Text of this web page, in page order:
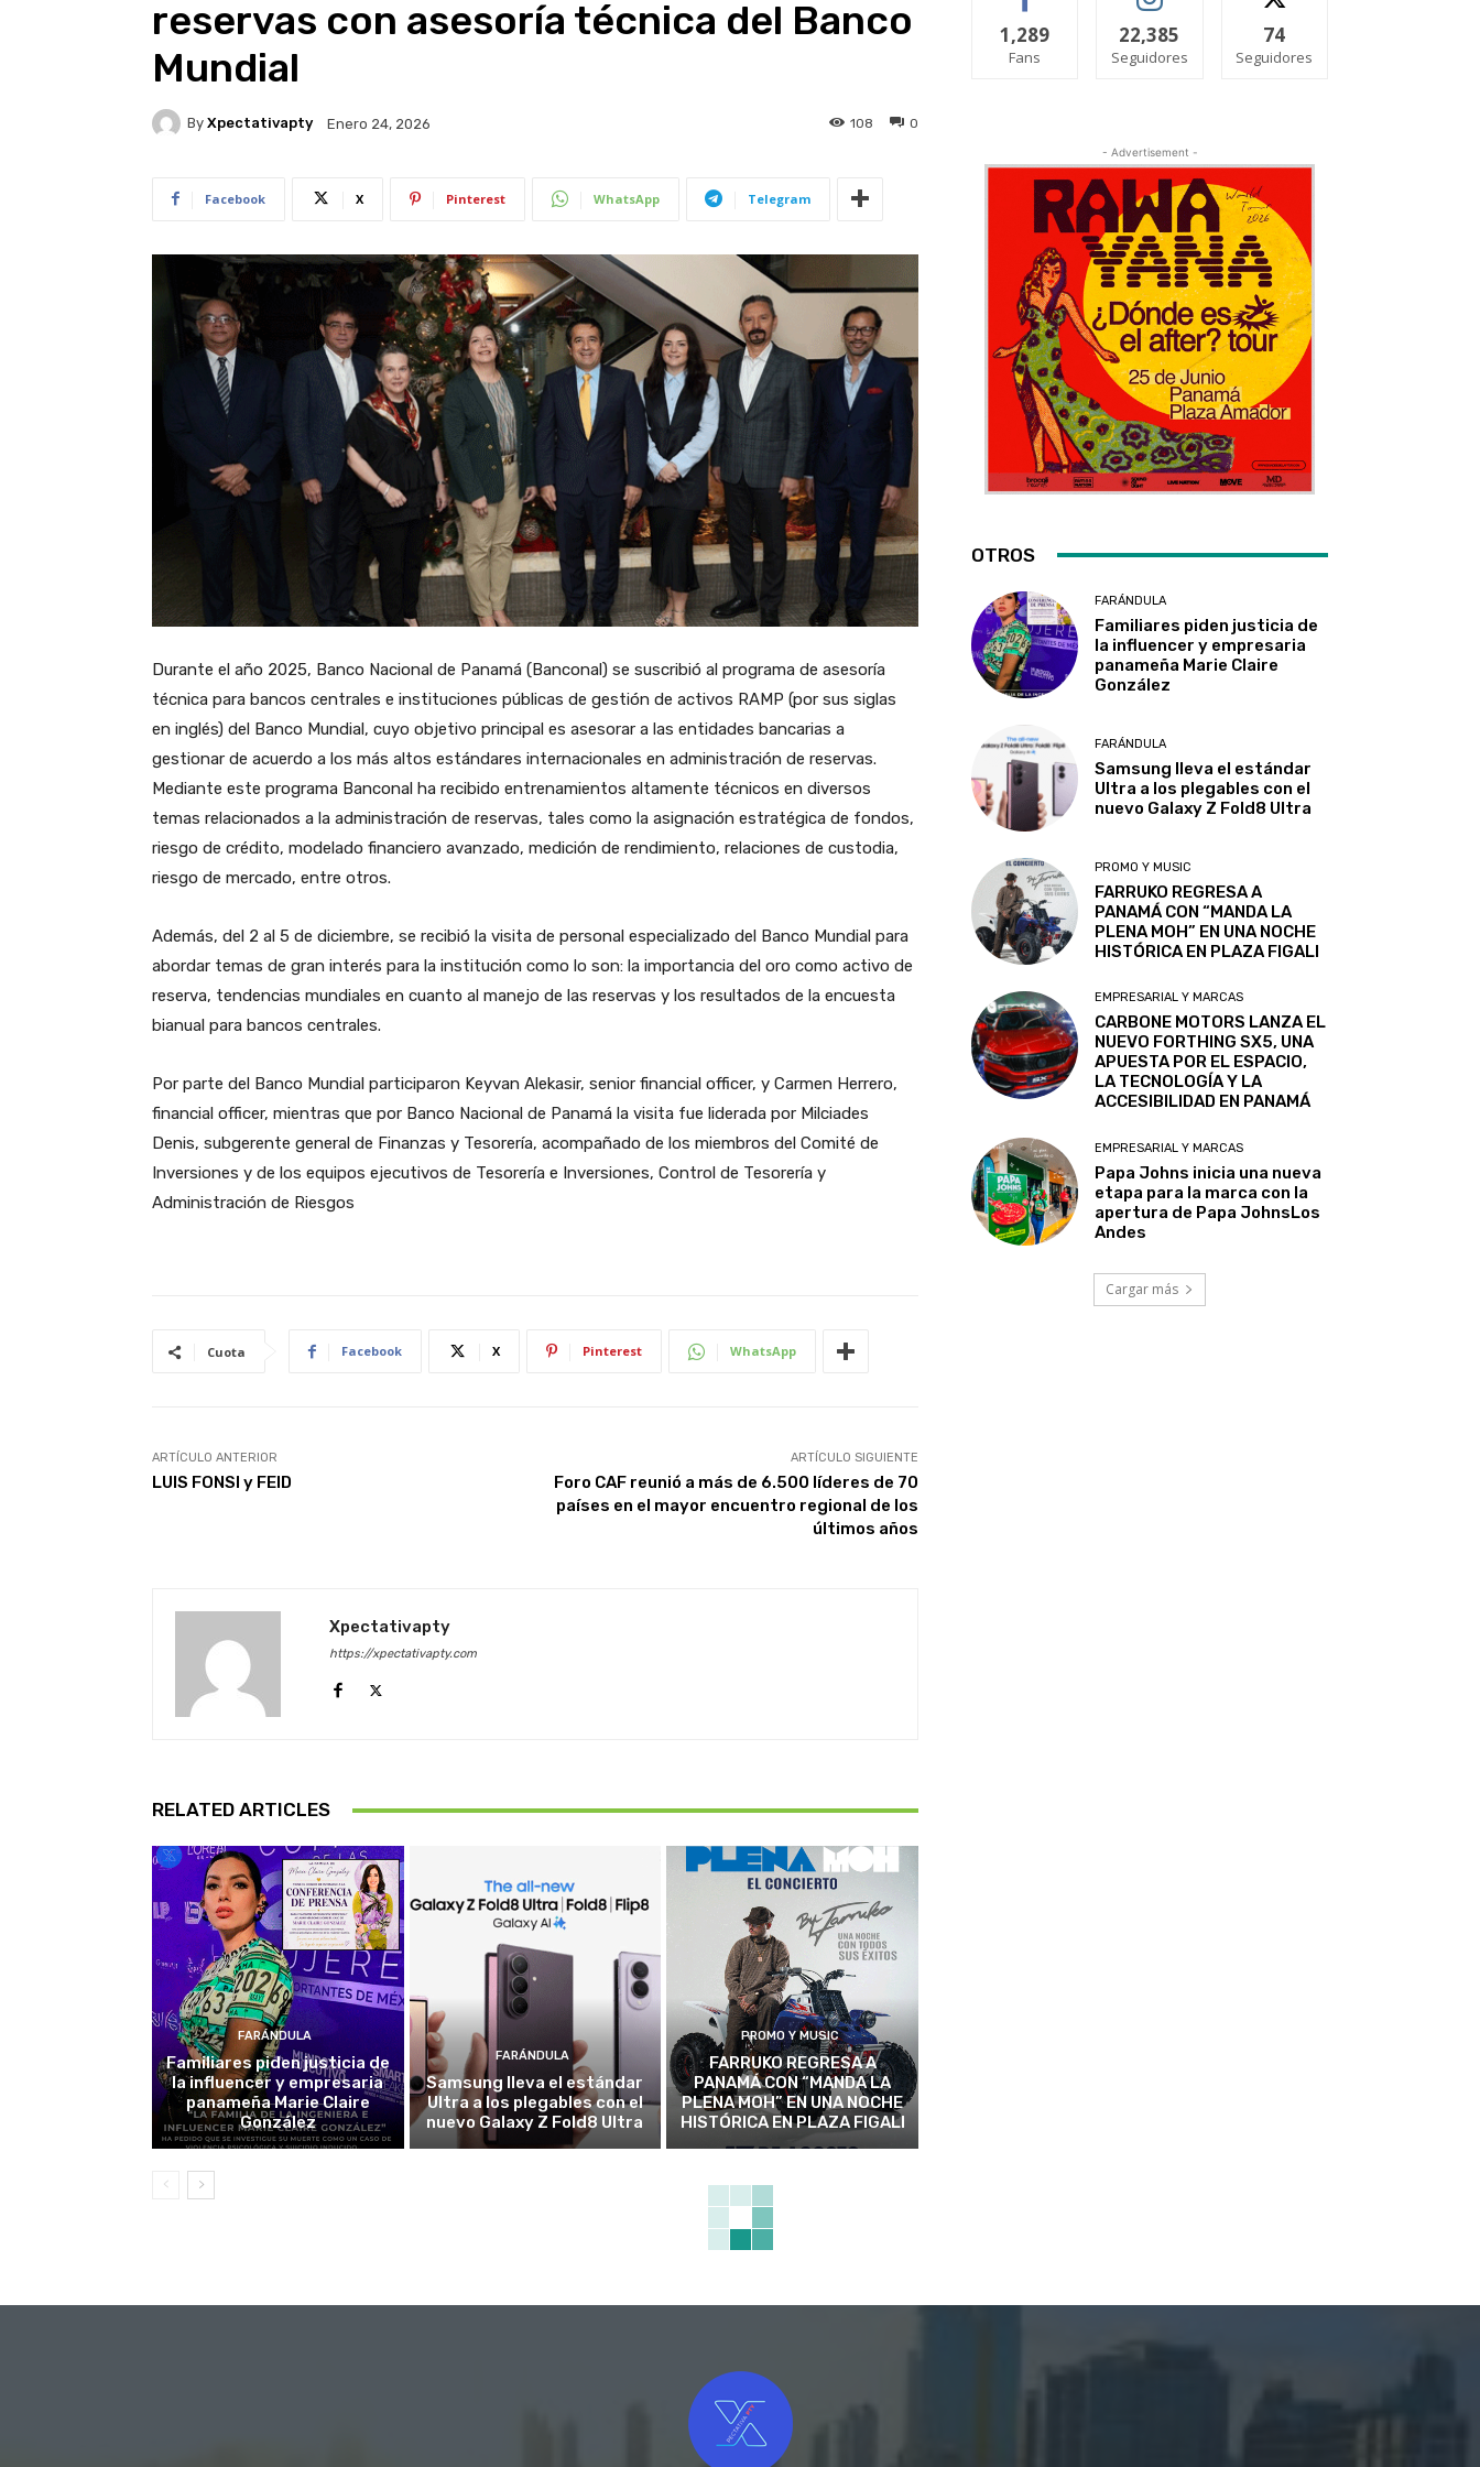
reservas con asesoría técnica del Banco
Mundial
By Xpectativapty Enero 24, 2026 0
108
Facebook X Pinterest WhatsApp Telegram
Durante el año 2025, Banco Nacional de Panamá (Banconal) se suscribió al programa de asesoría
técnica para bancos centrales e instituciones públicas de gestión de activos RAMP (por sus siglas
en inglés) del Banco Mundial, cuyo objetivo principal es asesorar a las entidades bancarias a
gestionar de acuerdo a los más altos estándares internacionales en administración de reservas.
Mediante este programa Banconal ha recibido entrenamientos altamente técnicos en diversos
temas relacionados a la administración de reservas, tales como la asignación estratégica de fondos,
riesgo de crédito, modelado financiero avanzado, medición de rendimiento, relaciones de custodia,
riesgo de mercado, entre otros.
Además, del 2 al 5 de diciembre, se recibió la visita de personal especializado del Banco Mundial para
abordar temas de gran interés para la institución como lo son: la importancia del oro como activo de
reserva, tendencias mundiales en cuanto al manejo de las reservas y los resultados de la encuesta
bianual para bancos centrales.
Por parte del Banco Mundial participaron Keyvan Alekasir, senior financial officer, y Carmen Herrero,
financial officer, mientras que por Banco Nacional de Panamá la visita fue liderada por Milciades
Denis, subgerente general de Finanzas y Tesorería, acompañado de los miembros del Comité de
Inversiones y de los equipos ejecutivos de Tesorería e Inversiones, Control de Tesorería y
Administración de Riesgos
Cuota Facebook X Pinterest WhatsApp
ARTÍCULO ANTERIOR
LUIS FONSI y FEID
ARTÍCULO SIGUIENTE
Foro CAF reunió a más de 6.500 líderes de 70
países en el mayor encuentro regional de los
últimos años
Xpectativapty
https://xpectativapty.com
RELATED ARTICLES
FARÁNDULA
Familiares piden justicia de
la influencer y empresaria
panameña Marie Claire
González
FARÁNDULA
Samsung lleva el estándar
Ultra a los plegables con el
nuevo Galaxy Z Fold8 Ultra
PROMO Y MUSIC
FARRUKO REGRESA A
PANAMÁ CON “MANDA LA
PLENA MOH” EN UNA NOCHE
HISTÓRICA EN PLAZA FIGALI
1,289
Fans
22,385
Seguidores
74
Seguidores
- Advertisement -
OTROS
FARÁNDULA
Familiares piden justicia de
la influencer y empresaria
panameña Marie Claire
González
FARÁNDULA
Samsung lleva el estándar
Ultra a los plegables con el
nuevo Galaxy Z Fold8 Ultra
PROMO Y MUSIC
FARRUKO REGRESA A
PANAMÁ CON “MANDA LA
PLENA MOH” EN UNA NOCHE
HISTÓRICA EN PLAZA FIGALI
EMPRESARIAL Y MARCAS
CARBONE MOTORS LANZA EL
NUEVO FORTHING SX5, UNA
APUESTA POR EL ESPACIO,
LA TECNOLOGÍA Y LA
ACCESIBILIDAD EN PANAMÁ
EMPRESARIAL Y MARCAS
Papa Johns inicia una nueva
etapa para la marca con la
apertura de Papa JohnsLos
Andes
Cargar más